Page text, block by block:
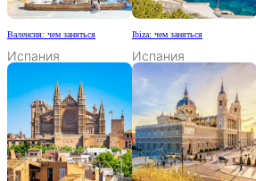
Валенсия: чем заняться
Испания
Ibiza: чем заняться
Испания